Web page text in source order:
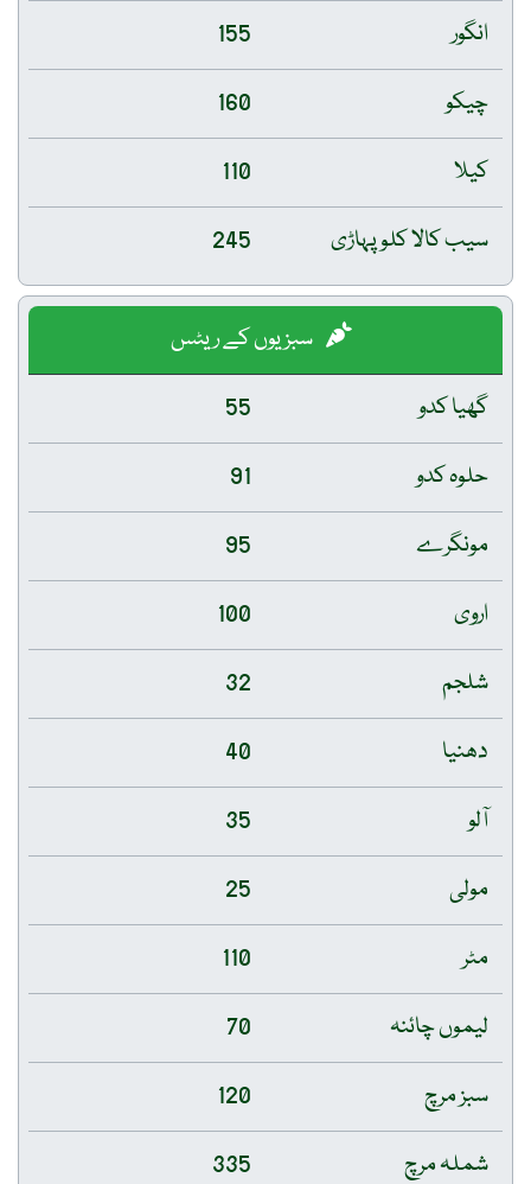
انگور
155
چیکو
160
کیلا
110
سیب کالا کلو پہاڑی
245
سبزیوں کے ریٹس
گھیا کدو
55
حلوہ کدو
91
مونگرے
95
اروی
100
شلجم
32
دھنیا
40
آلو
35
مولی
25
مٹر
110
لیموں چائنہ
70
سبز مرچ
120
شملہ مرچ
335